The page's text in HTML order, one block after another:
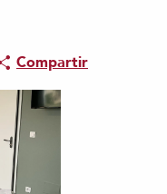
Compartir